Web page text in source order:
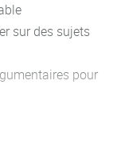
sur des sujets
pour